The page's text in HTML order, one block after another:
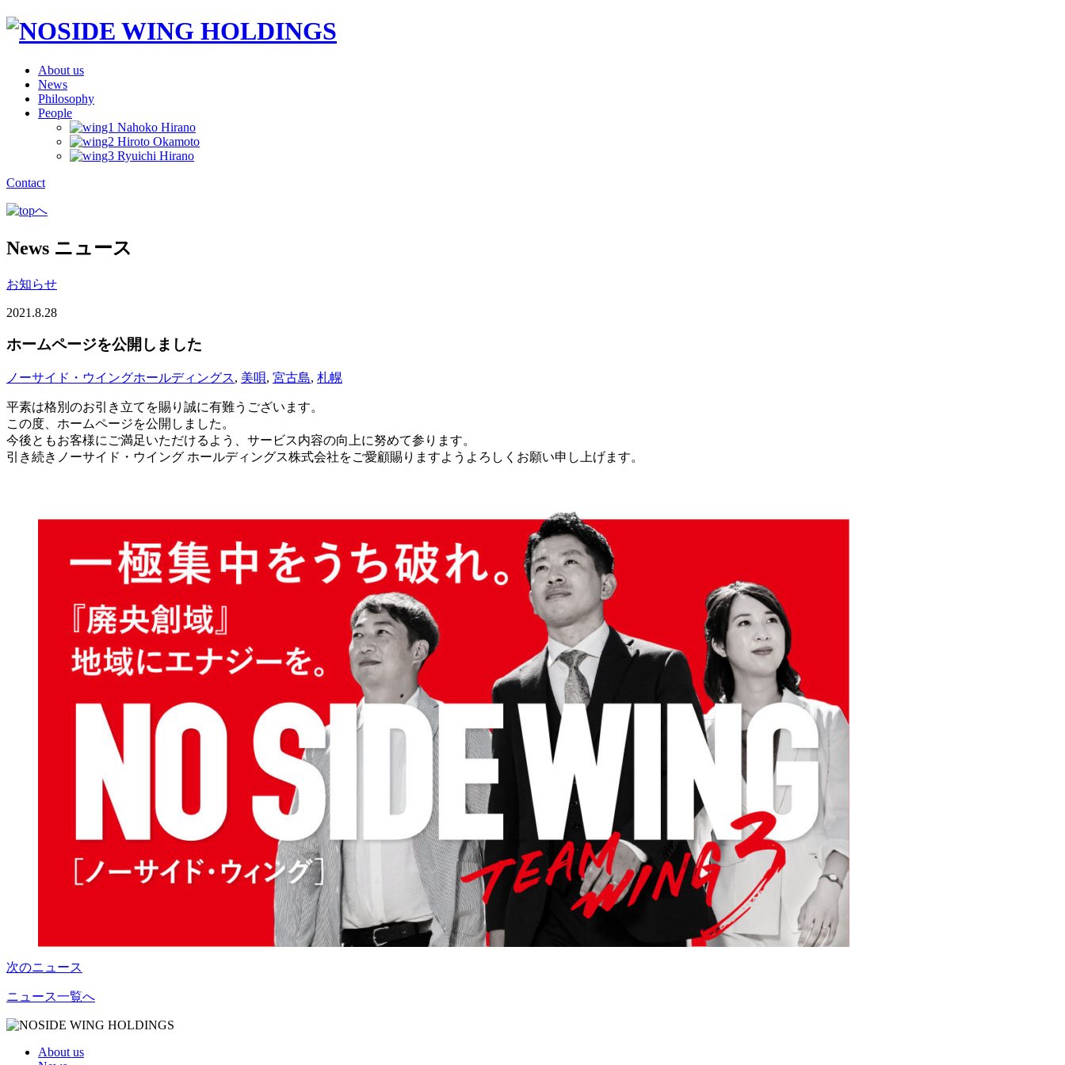
About us
News
Philosophy
People
Contact
News ニュース
お知らせ
2021.8.28
ホームページを公開しました
ノーサイド・ウイングホールディングス, 美唄, 宮古島, 札幌
平素は格別のお引き立てを賜り誠に有難うございます。
この度、ホームページを公開しました。
今後ともお客様にご満足いただけるよう、サービス内容の向上に努めて参ります。
引き続きノーサイド・ウイング ホールディングス株式会社をご愛顧賜りますようよろしくお願い申し上げます。
次のニュース
ニュース一覧へ
About us